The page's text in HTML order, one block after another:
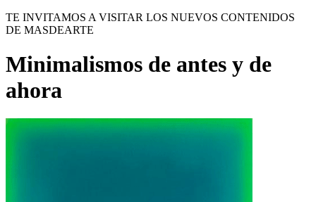
TE INVITAMOS A VISITAR LOS NUEVOS CONTENIDOS
DE MASDEARTE
Minimalismos de antes y de
ahora